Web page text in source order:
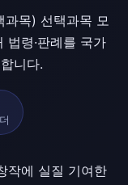
과목) 선택과목 모
법령·판례를 국가
니다.
에 실질 기여한